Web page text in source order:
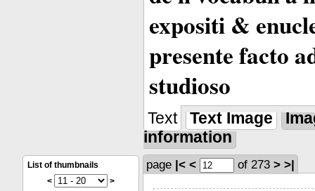
expositi &
presente facto
studioso
Text Text Image
information
List of thumbnails
<
>
page |< < of 273 > >|